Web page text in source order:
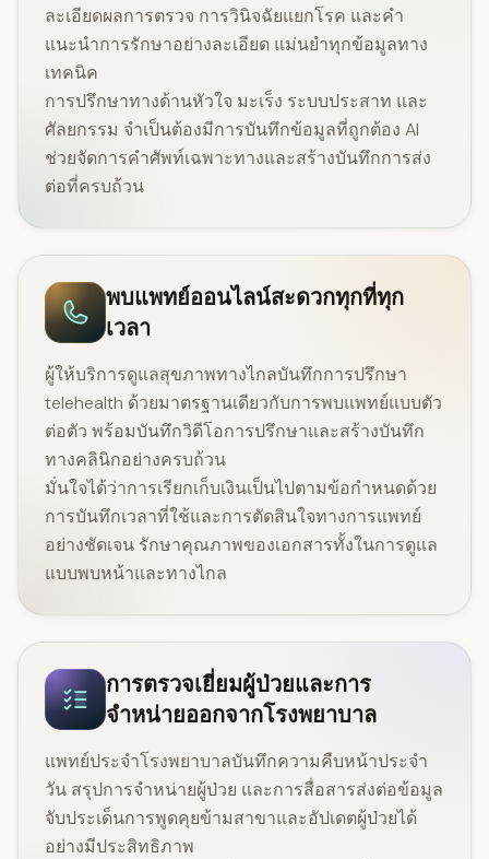
ละเอียดผลการตรวจ การวินิจฉัยแยกโรค และคำ
แนะนำการรักษาอย่างละเอียด แม่นยำทุกข้อมูลทาง
เทคนิค
การปรึกษาทางด้านหัวใจ มะเร็ง ระบบประสาท และ
ศัลยกรรม จำเป็นต้องมีการบันทึกข้อมูลที่ถูกต้อง AI
ช่วยจัดการคำศัพท์เฉพาะทางและสร้างบันทึกการส่ง
ต่อที่ครบถ้วน
พบแพทย์ออนไลน์สะดวกทุกที่ทุก
เวลา
ผู้ให้บริการดูแลสุขภาพทางไกลบันทึกการปรึกษา
telehealth ด้วยมาตรฐานเดียวกับการพบแพทย์แบบตัว
ต่อตัว พร้อมบันทึกวิดีโอการปรึกษาและสร้างบันทึก
ทางคลินิกอย่างครบถ้วน
มั่นใจได้ว่าการเรียกเก็บเงินเป็นไปตามข้อกำหนดด้วย
การบันทึกเวลาที่ใช้และการตัดสินใจทางการแพทย์
อย่างชัดเจน รักษาคุณภาพของเอกสารทั้งในการดูแล
แบบพบหน้าและทางไกล
การตรวจเยี่ยมผู้ป่วยและการ
จำหน่ายออกจากโรงพยาบาล
แพทย์ประจำโรงพยาบาลบันทึกความคืบหน้าประจำ
วัน สรุปการจำหน่ายผู้ป่วย และการสื่อสารส่งต่อข้อมูล
จับประเด็นการพูดคุยข้ามสาขาและอัปเดตผู้ป่วยได้
อย่างมีประสิทธิภาพ